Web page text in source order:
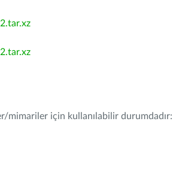
mimariler için kullanılabilir durumdadır: